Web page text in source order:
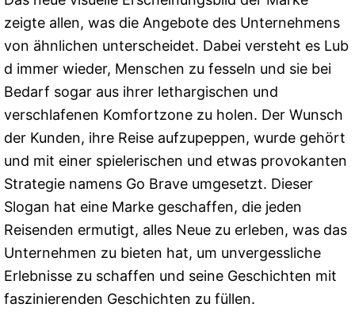
zeigte allen, was die Angebote des Unternehmens
von ähnlichen unterscheidet. Dabei versteht es Lub
d immer wieder, Menschen zu fesseln und sie bei
Bedarf sogar aus ihrer lethargischen und
verschlafenen Komfortzone zu holen. Der Wunsch
der Kunden, ihre Reise aufzupeppen, wurde gehört
und mit einer spielerischen und etwas provokanten
Strategie namens Go Brave umgesetzt. Dieser
Slogan hat eine Marke geschaffen, die jeden
Reisenden ermutigt, alles Neue zu erleben, was das
Unternehmen zu bieten hat, um unvergessliche
Erlebnisse zu schaffen und seine Geschichten mit
faszinierenden Geschichten zu füllen.